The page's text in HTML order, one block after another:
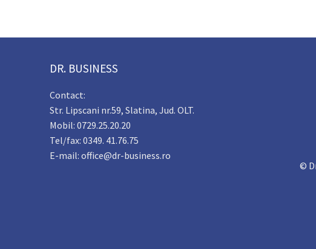
DR. BUSINESS
Contact:
Str. Lipscani nr.59, Slatina, Jud. OLT.
Mobil: 0729.25.20.20
Tel/fax: 0349. 41.76.75
E-mail: office@dr-business.ro
©